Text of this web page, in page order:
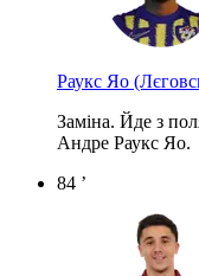
Раукс Яо
Заміна. Йде з
Андре Раукс Яо.
84 ’